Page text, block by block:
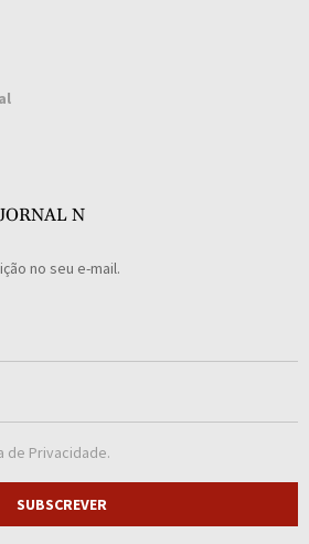
N
no seu e-mail.
de Privacidade.
SUBSCREVER